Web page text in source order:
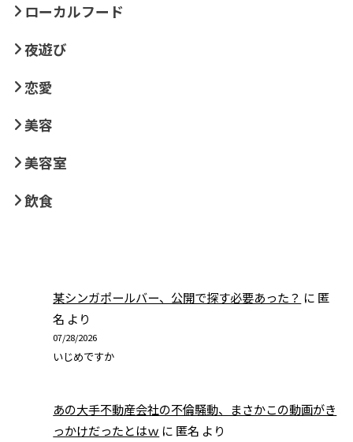
ローカルフード
夜遊び
恋愛
美容
美容室
飲食
某シンガポールバー、公開で探す必要あった？ に 匿
名 より
07/28/2026
いじめですか
あの大手不動産会社の不倫騒動、まさかこの動画がき
っかけだったとはｗ に 匿名 より